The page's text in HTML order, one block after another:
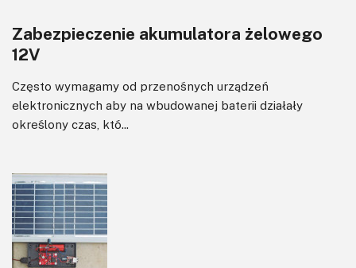
Zabezpieczenie akumulatora żelowego
12V
Często wymagamy od przenośnych urządzeń
elektronicznych aby na wbudowanej baterii działały
określony czas, któ...